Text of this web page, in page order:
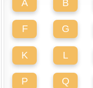
A B
F G
K L
P Q